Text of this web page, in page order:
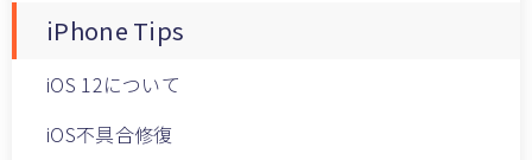
iPhone Tips
iOS 12について
iOS不具合修復